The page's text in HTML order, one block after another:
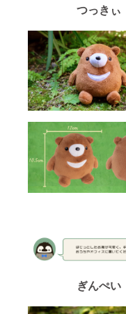
つっきぃ
ぎんぺい